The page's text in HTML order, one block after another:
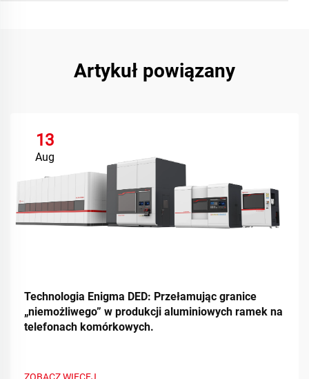
Artykuł powiązany
13
Aug
Technologia Enigma DED: Przełamując granice
„niemożliwego” w produkcji aluminiowych ramek na
telefonach komórkowych.
ZOBACZ WIĘCEJ